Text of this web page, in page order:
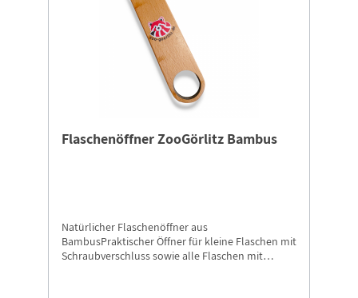
Flaschenöffner ZooGörlitz Bambus
Natürlicher Flaschenöffner aus
BambusPraktischer Öffner für kleine Flaschen mit
Schraubverschluss sowie alle Flaschen mit